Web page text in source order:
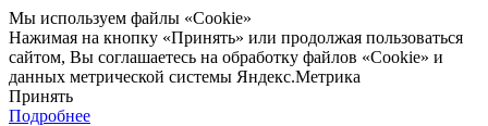
Мы используем файлы «Cookie»
Нажимая на кнопку «Принять» или продолжая пользоваться
сайтом, Вы соглашаетесь на обработку файлов «Cookie» и
данных метрической системы Яндекс.Метрика
Принять
Подробнее